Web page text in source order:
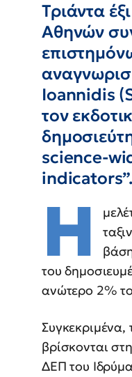
Τριάντα
Αθηνών
Ioannidis
τον
science-
indicators”.
Η
του
ανώτερο 2%
βρίσκονται
ΔΕΠ του